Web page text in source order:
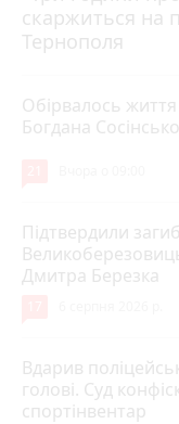
скаржиться на
Тернополя
Обірвалось
Богдана
Підтвердили
Дмитра Березка
Вдарив
голові. Суд
спортінвентар